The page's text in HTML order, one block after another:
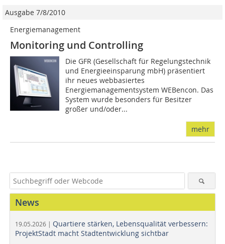
Ausgabe 7/8/2010
Energiemanagement
Monitoring und Controlling
Die GFR (Gesellschaft für Regelungstechnik
und Energieeinsparung mbH) präsentiert
ihr neues webbasiertes
Energiemanagementsystem WEBencon. Das
System wurde besonders für Besitzer
großer und/oder...
mehr
News
19.05.2026 | Quartiere stärken, Lebensqualität verbessern:
ProjektStadt macht Stadtentwicklung sichtbar